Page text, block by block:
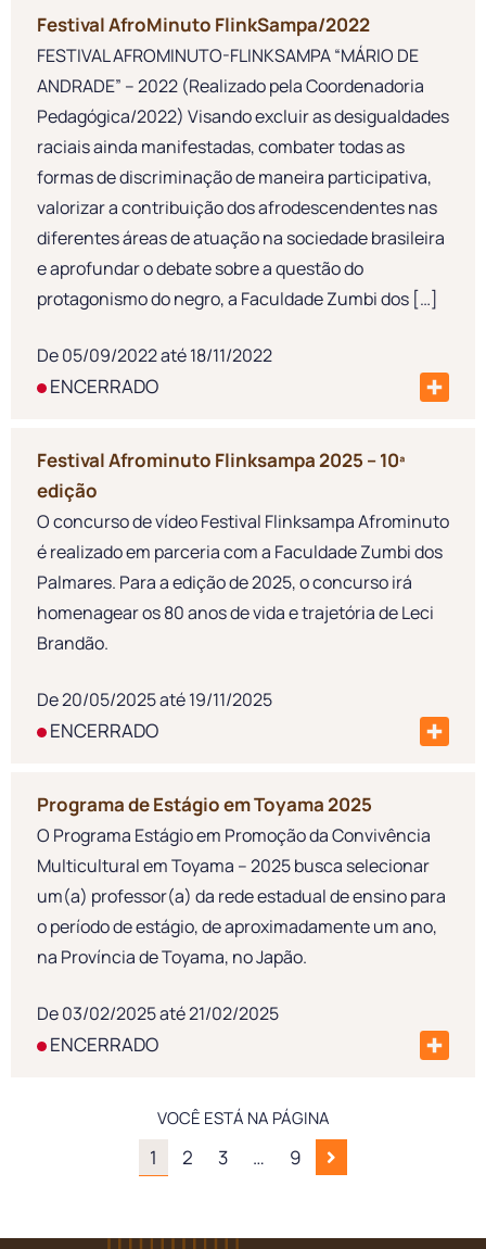
Festival AfroMinuto FlinkSampa/2022
FESTIVAL AFROMINUTO-FLINKSAMPA “MÁRIO DE
ANDRADE” – 2022 (Realizado pela Coordenadoria
Pedagógica/2022) Visando excluir as desigualdades
raciais ainda manifestadas, combater todas as
formas de discriminação de maneira participativa,
valorizar a contribuição dos afrodescendentes nas
diferentes áreas de atuação na sociedade brasileira
e aprofundar o debate sobre a questão do
protagonismo do negro, a Faculdade Zumbi dos […]
De 05/09/2022 até 18/11/2022
ENCERRADO
Festival Afrominuto Flinksampa 2025 – 10ª
edição
O concurso de vídeo Festival Flinksampa Afrominuto
é realizado em parceria com a Faculdade Zumbi dos
Palmares. Para a edição de 2025, o concurso irá
homenagear os 80 anos de vida e trajetória de Leci
Brandão.
De 20/05/2025 até 19/11/2025
ENCERRADO
Programa de Estágio em Toyama 2025
O Programa Estágio em Promoção da Convivência
Multicultural em Toyama – 2025 busca selecionar
um(a) professor(a) da rede estadual de ensino para
o período de estágio, de aproximadamente um ano,
na Província de Toyama, no Japão.
De 03/02/2025 até 21/02/2025
ENCERRADO
VOCÊ ESTÁ NA PÁGINA
1 2 3 … 9